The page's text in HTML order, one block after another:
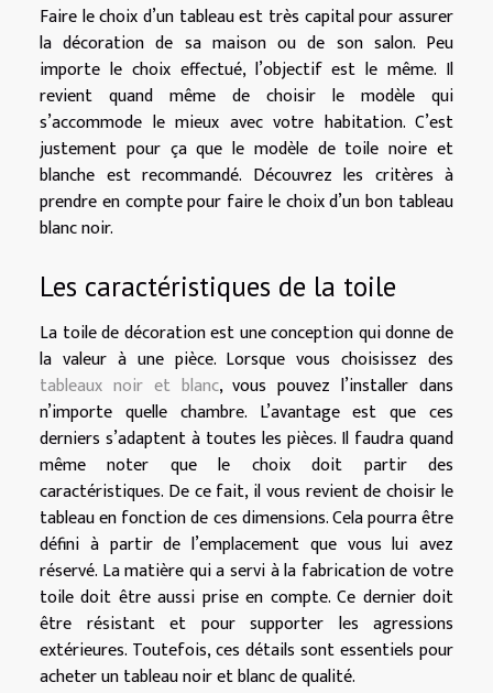
Faire le choix d’un tableau est très capital pour assurer
la décoration de sa maison ou de son salon. Peu
importe le choix effectué, l’objectif est le même. Il
revient quand même de choisir le modèle qui
s’accommode le mieux avec votre habitation. C’est
justement pour ça que le modèle de toile noire et
blanche est recommandé. Découvrez les critères à
prendre en compte pour faire le choix d’un bon tableau
blanc noir.
Les caractéristiques de la toile
La toile de décoration est une conception qui donne de
la valeur à une pièce. Lorsque vous choisissez des
tableaux noir et blanc, vous pouvez l’installer dans
n’importe quelle chambre. L’avantage est que ces
derniers s’adaptent à toutes les pièces. Il faudra quand
même noter que le choix doit partir des
caractéristiques. De ce fait, il vous revient de choisir le
tableau en fonction de ces dimensions. Cela pourra être
défini à partir de l’emplacement que vous lui avez
réservé. La matière qui a servi à la fabrication de votre
toile doit être aussi prise en compte. Ce dernier doit
être résistant et pour supporter les agressions
extérieures. Toutefois, ces détails sont essentiels pour
acheter un tableau noir et blanc de qualité.